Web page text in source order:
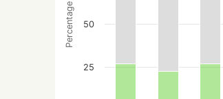
Percentage
25
50